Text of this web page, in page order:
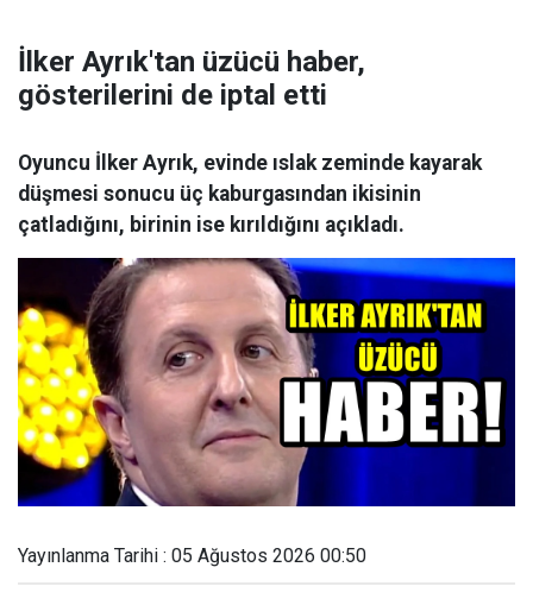
İlker Ayrık'tan üzücü haber,
gösterilerini de iptal etti
Oyuncu İlker Ayrık, evinde ıslak zeminde kayarak
düşmesi sonucu üç kaburgasından ikisinin
çatladığını, birinin ise kırıldığını açıkladı.
Yayınlanma Tarihi : 05 Ağustos 2026 00:50